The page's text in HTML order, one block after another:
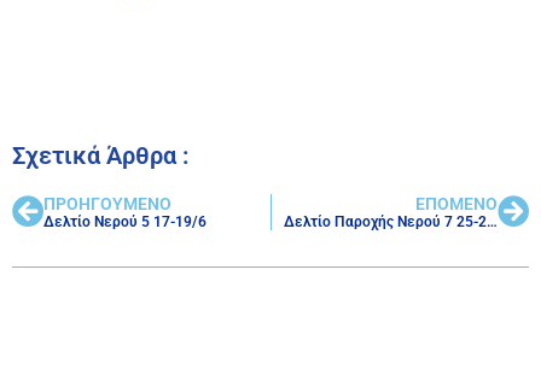
Σχετικά Άρθρα :
ΠΡΟΗΓΟΥΜΕΝΟ
Δελτίο Νερού 5 17-19/6
ΕΠΟΜΕΝΟ
Δελτίο Παροχής Νερού 7 25-26/6